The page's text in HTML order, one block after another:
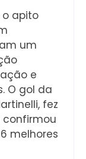
apito
um
e
O gol da
fez
confirmou
melhores